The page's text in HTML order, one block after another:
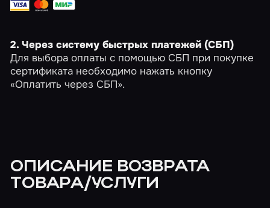
2. Через систему быстрых платежей (СБП)
Для выбора оплаты с помощью СБП при покупке
сертификата необходимо нажать кнопку
«Оплатить через СБП».
ОПИСАНИЕ ВОЗВРАТА
ТОВАРА/УСЛУГИ